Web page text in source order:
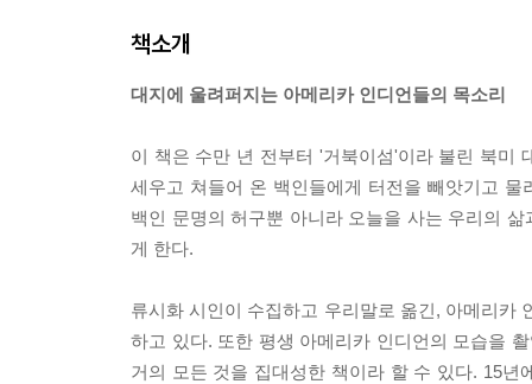
책소개
대지에 울려퍼지는 아메리카 인디언들의 목소리
이 책은 수만 년 전부터 '거북이섬'이라 불린 북미
세우고 쳐들어 온 백인들에게 터전을 빼앗기고
백인 문명의 허구뿐 아니라 오늘을 사는 우리의
게 한다.
류시화 시인이 수집하고 우리말로 옮긴, 아메리카
하고 있다. 또한 평생 아메리카 인디언의 모습을
거의 모든 것을 집대성한 책이라 할 수 있다. 15